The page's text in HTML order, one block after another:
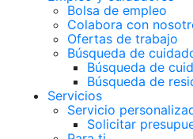
Bolsa de empleo
Colabora con
Ofertas de trabajo
Búsqueda de
Búsqueda de
Búsqueda de
Servicios
Servicio
Solicitar